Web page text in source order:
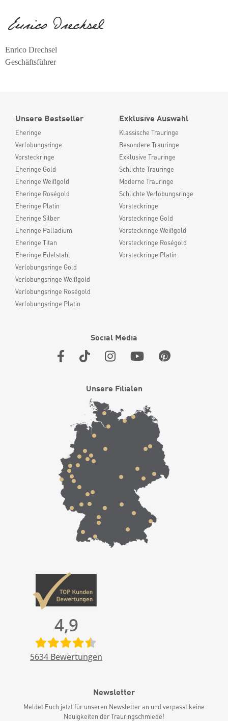
Enrico Drechsel
Geschäftsführer
Unsere Bestseller
Eheringe
Verlobungsringe
Vorsteckringe
Eheringe Gold
Eheringe Weißgold
Eheringe Roségold
Eheringe Platin
Eheringe Silber
Eheringe Palladium
Eheringe Titan
Eheringe Edelstahl
Verlobungsringe Gold
Verlobungsringe Weißgold
Verlobungsringe Roségold
Verlobungsringe Platin
Exklusive Auswahl
Klassische Trauringe
Besondere Trauringe
Exklusive Trauringe
Schlichte Trauringe
Moderne Trauringe
Schlichte Verlobungsringe
Vorsteckringe
Vorsteckringe Gold
Vorsteckringe Weißgold
Vorsteckringe Roségold
Vorsteckringe Platin
Social Media
Unsere Filialen
4,9
5634 Bewertungen
Newsletter
Meldet Euch jetzt für unseren Newsletter an und verpasst keine
Neuigkeiten der Trauringschmiede!